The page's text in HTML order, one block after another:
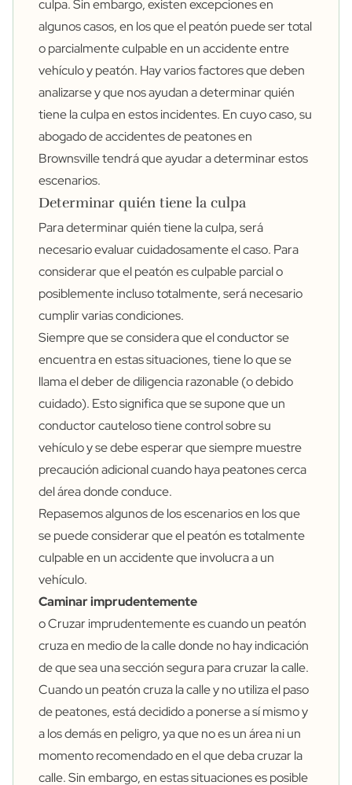
culpa. Sin embargo, existen excepciones en
algunos casos, en los que el peatón puede ser total
o parcialmente culpable en un accidente entre
vehículo y peatón. Hay varios factores que deben
analizarse y que nos ayudan a determinar quién
tiene la culpa en estos incidentes. En cuyo caso, su
abogado de accidentes de peatones en
Brownsville tendrá que ayudar a determinar estos
escenarios.
Determinar quién tiene la culpa
Para determinar quién tiene la culpa, será
necesario evaluar cuidadosamente el caso. Para
considerar que el peatón es culpable parcial o
posiblemente incluso totalmente, será necesario
cumplir varias condiciones.
Siempre que se considera que el conductor se
encuentra en estas situaciones, tiene lo que se
llama el deber de diligencia razonable (o debido
cuidado). Esto significa que se supone que un
conductor cauteloso tiene control sobre su
vehículo y se debe esperar que siempre muestre
precaución adicional cuando haya peatones cerca
del área donde conduce.
Repasemos algunos de los escenarios en los que
se puede considerar que el peatón es totalmente
culpable en un accidente que involucra a un
vehículo.
Caminar imprudentemente
o Cruzar imprudentemente es cuando un peatón
cruza en medio de la calle donde no hay indicación
de que sea una sección segura para cruzar la calle.
Cuando un peatón cruza la calle y no utiliza el paso
de peatones, está decidido a ponerse a sí mismo y
a los demás en peligro, ya que no es un área ni un
momento recomendado en el que deba cruzar la
calle. Sin embargo, en estas situaciones es posible